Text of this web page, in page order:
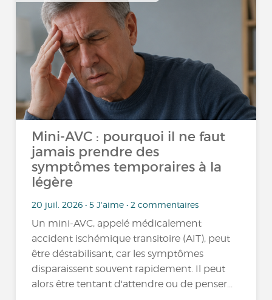
Mini-AVC : pourquoi il ne faut
jamais prendre des
symptômes temporaires à la
légère
20 juil. 2026 • 5 J'aime • 2 commentaires
Un mini-AVC, appelé médicalement
accident ischémique transitoire (AIT), peut
être déstabilisant, car les symptômes
disparaissent souvent rapidement. Il peut
alors être tentant d'attendre ou de penser...